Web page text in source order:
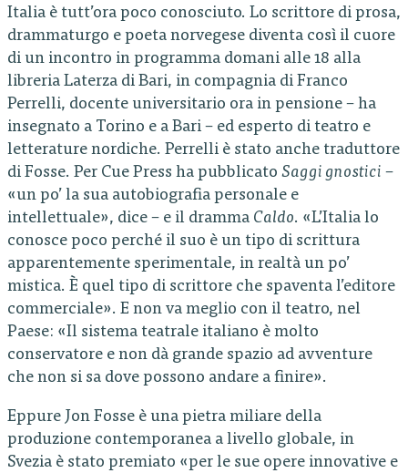
Italia è tutt’ora poco conosciuto. Lo scrittore di prosa,
drammaturgo e poeta norvegese diventa così il cuore
di un incontro in programma domani alle 18 alla
libreria Laterza di Bari, in compagnia di Franco
Perrelli, docente universitario ora in pensione – ha
insegnato a Torino e a Bari – ed esperto di teatro e
letterature nordiche. Perrelli è stato anche traduttore
di Fosse. Per Cue Press ha pubblicato Saggi gnostici –
«un po’ la sua autobiografia personale e
intellettuale», dice – e il dramma Caldo. «L’Italia lo
conosce poco perché il suo è un tipo di scrittura
apparentemente sperimentale, in realtà un po’
mistica. È quel tipo di scrittore che spaventa l’editore
commerciale». E non va meglio con il teatro, nel
Paese: «Il sistema teatrale italiano è molto
conservatore e non dà grande spazio ad avventure
che non si sa dove possono andare a finire».
Eppure Jon Fosse è una pietra miliare della
produzione contemporanea a livello globale, in
Svezia è stato premiato «per le sue opere innovative e